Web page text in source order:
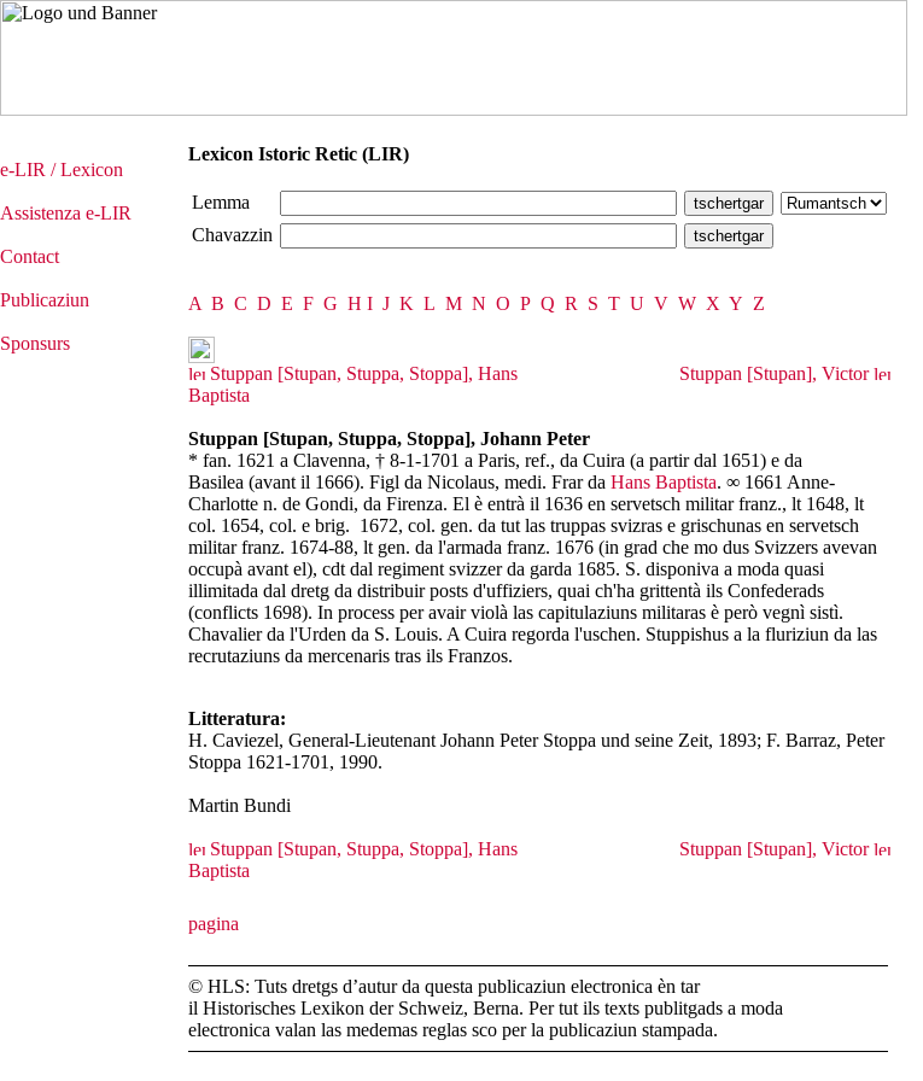
e-LIR / Lexicon
Assistenza e-LIR
Contact
Publicaziun
Sponsurs
Lexicon Istoric Retic (LIR)
Lemma
Chavazzin
A B C D E F G H I J K L M N O P Q R S T U V W X Y Z
Stuppan [Stupan, Stuppa, Stoppa], Hans
Baptista
Stuppan [Stupan], Victor
Stuppan [Stupan, Stuppa, Stoppa], Johann Peter
* fan. 1621 a Clavenna, † 8-1-1701 a Paris, ref., da Cuira (a partir dal 1651) e da
Basilea (avant il 1666). Figl da Nicolaus, medi. Frar da Hans Baptista. ∞ 1661 Anne-
Charlotte n. de Gondi, da Firenza. El è entrà il 1636 en servetsch militar franz., lt 1648, lt
col. 1654, col. e brig. 1672, col. gen. da tut las truppas svizras e grischunas en servetsch
militar franz. 1674-88, lt gen. da l'armada franz. 1676 (in grad che mo dus Svizzers avevan
occupà avant el), cdt dal regiment svizzer da garda 1685. S. disponiva a moda quasi
illimitada dal dretg da distribuir posts d'uffiziers, quai ch'ha grittentà ils Confederads
(conflicts 1698). In process per avair violà las capitulaziuns militaras è però vegnì sistì.
Chavalier da l'Urden da S. Louis. A Cuira regorda l'uschen. Stuppishus a la fluriziun da las
recrutaziuns da mercenaris tras ils Franzos.
Litteratura:
H. Caviezel, General-Lieutenant Johann Peter Stoppa und seine Zeit, 1893; F. Barraz, Peter
Stoppa 1621-1701, 1990.
Martin Bundi
Stuppan [Stupan, Stuppa, Stoppa], Hans
Baptista
Stuppan [Stupan], Victor
© HLS: Tuts dretgs d’autur da questa publicaziun electronica èn tar
il Historisches Lexikon der Schweiz, Berna. Per tut ils texts publitgads a moda
electronica valan las medemas reglas sco per la publicaziun stampada.